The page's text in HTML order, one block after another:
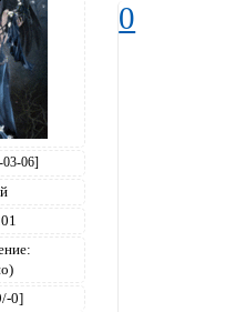
03-06]
0]
0